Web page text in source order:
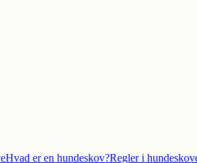
Hvad er en hundeskov?Regler i